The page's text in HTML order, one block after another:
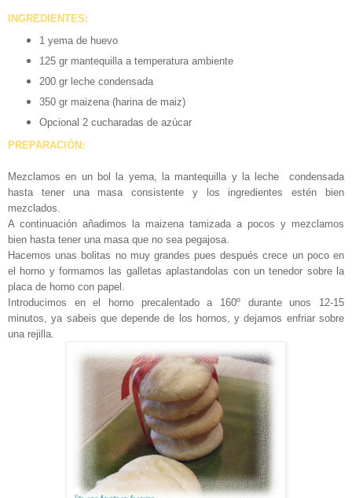
INGREDIENTES:
1 yema de huevo
125 gr mantequilla a temperatura ambiente
200 gr leche condensada
350 gr maizena (harina de maiz)
Opcional 2 cucharadas de azúcar
PREPARACIÓN:
Mezclamos en un bol la yema, la mantequilla y la leche condensada
hasta tener una masa consistente y los ingredientes estén bien
mezclados.
A continuación añadimos la maizena tamizada a pocos y mezclamos
bien hasta tener una masa que no sea pegajosa.
Hacemos unas bolitas no muy grandes pues después crece un poco en
el horno y formamos las galletas aplastandolas con un tenedor sobre la
placa de horno con papel.
Introducimos en el horno precalentado a 160º durante unos 12-15
minutos, ya sabeis que depende de los hornos, y dejamos enfriar sobre
una rejilla.